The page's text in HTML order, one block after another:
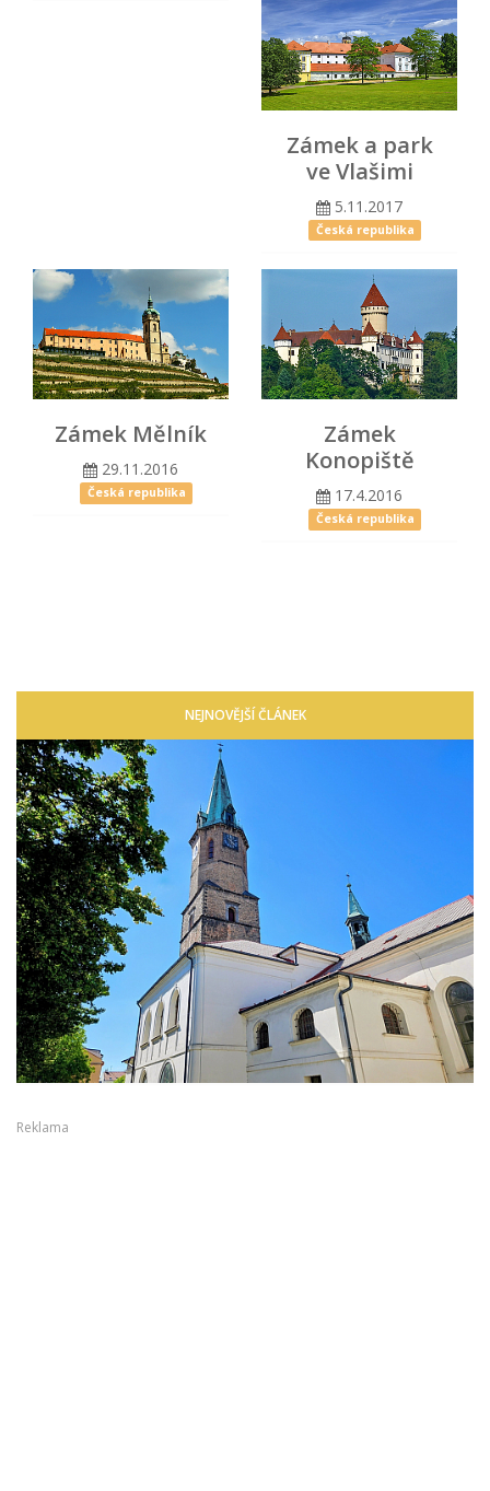
Zámek a park
ve Vlašimi
5.11.2017
Česká republika
Zámek Mělník
29.11.2016
Česká republika
Zámek
Konopiště
17.4.2016
Česká republika
NEJNOVĚJŠÍ ČLÁNEK
Reklama